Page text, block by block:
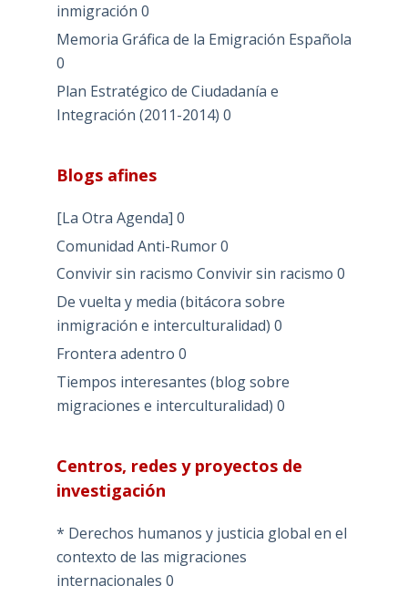
inmigración 0
Memoria Gráfica de la Emigración Española
0
Plan Estratégico de Ciudadanía e
Integración (2011-2014) 0
Blogs afines
[La Otra Agenda] 0
Comunidad Anti-Rumor0
Convivir sin racismo Convivir sin racismo 0
De vuelta y media (bitácora sobre
inmigración e interculturalidad) 0
Frontera adentro 0
Tiempos interesantes (blog sobre
migraciones e interculturalidad) 0
Centros, redes y proyectos de
investigación
* Derechos humanos y justicia global en el
contexto de las migraciones
internacionales 0